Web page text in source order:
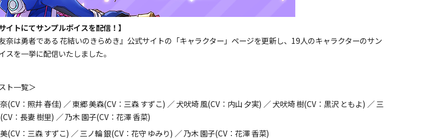
イトにてサンプルボイスを配信！】
奈は勇者である 花結いのきらめき』公式サイトの「キャラクター」ページを更新し、 19人のキャラクターのサン
スを一挙に配信いたしました。
ト一覧＞
(CV ：照井 春佳) ／ 東郷 美森(CV ：三森 すずこ) ／ 犬吠埼 風(CV ：内山 夕実) ／ 犬吠埼 樹(CV ：黒沢 ともよ) ／ 三
(CV ：長妻 樹里) ／ 乃木 園子(CV ：花澤 香菜)
(CV ：三森 すずこ) ／ 三ノ輪 銀(CV ：花守 ゆみり) ／ 乃木 園子(CV ：花澤 香菜)